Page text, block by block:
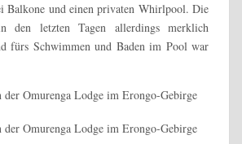
Balkone und einen privaten Whirlpool. Die
den letzten Tagen allerdings merklich
fürs Schwimmen und Baden im Pool war